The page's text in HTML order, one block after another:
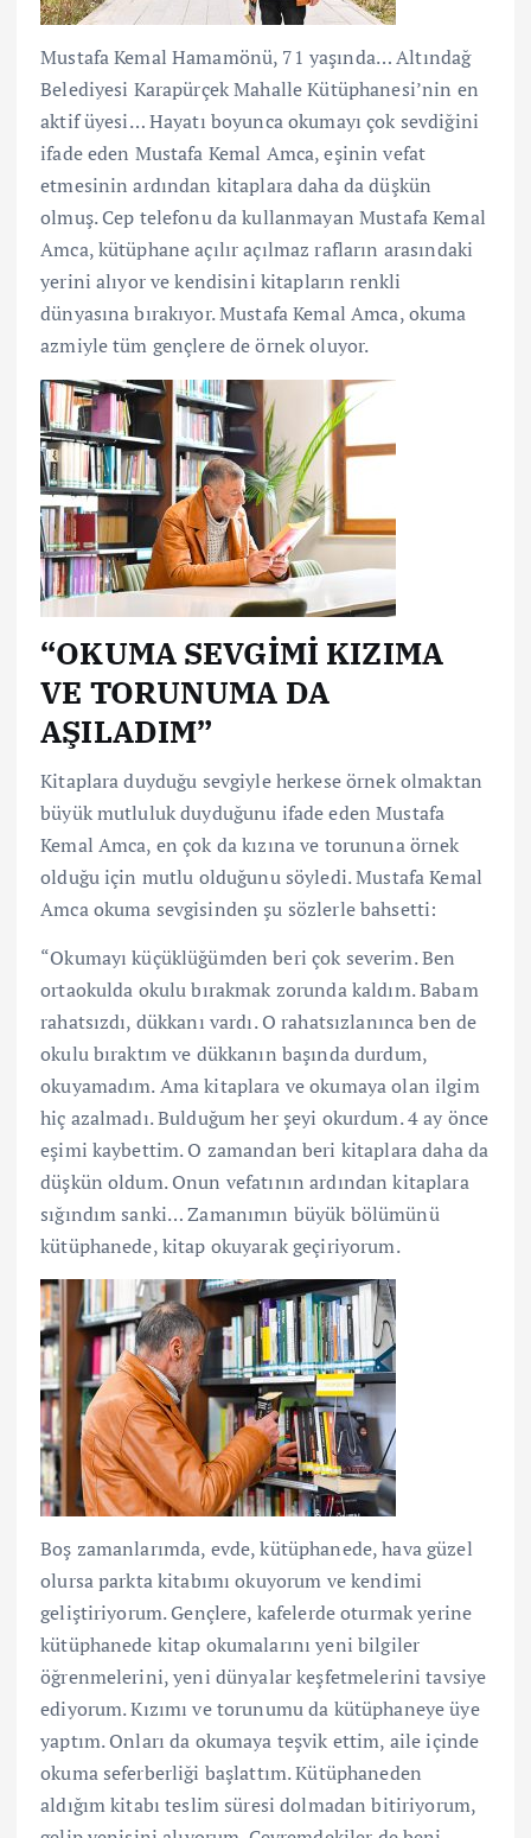
Mustafa Kemal Hamamönü, 71 yaşında… Altındağ
Belediyesi Karapürçek Mahalle Kütüphanesi’nin en
aktif üyesi… Hayatı boyunca okumayı çok sevdiğini
ifade eden Mustafa Kemal Amca, eşinin vefat
etmesinin ardından kitaplara daha da düşkün
olmuş. Cep telefonu da kullanmayan Mustafa Kemal
Amca, kütüphane açılır açılmaz rafların arasındaki
yerini alıyor ve kendisini kitapların renkli
dünyasına bırakıyor. Mustafa Kemal Amca, okuma
azmiyle tüm gençlere de örnek oluyor.
“OKUMA SEVGİMİ KIZIMA
VE TORUNUMA DA
AŞILADIM”
Kitaplara duyduğu sevgiyle herkese örnek olmaktan
büyük mutluluk duyduğunu ifade eden Mustafa
Kemal Amca, en çok da kızına ve torununa örnek
olduğu için mutlu olduğunu söyledi. Mustafa Kemal
Amca okuma sevgisinden şu sözlerle bahsetti:
“Okumayı küçüklüğümden beri çok severim. Ben
ortaokulda okulu bırakmak zorunda kaldım. Babam
rahatsızdı, dükkanı vardı. O rahatsızlanınca ben de
okulu bıraktım ve dükkanın başında durdum,
okuyamadım. Ama kitaplara ve okumaya olan ilgim
hiç azalmadı. Bulduğum her şeyi okurdum. 4 ay önce
eşimi kaybettim. O zamandan beri kitaplara daha da
düşkün oldum. Onun vefatının ardından kitaplara
sığındım sanki… Zamanımın büyük bölümünü
kütüphanede, kitap okuyarak geçiriyorum.
Boş zamanlarımda, evde, kütüphanede, hava güzel
olursa parkta kitabımı okuyorum ve kendimi
geliştiriyorum. Gençlere, kafelerde oturmak yerine
kütüphanede kitap okumalarını yeni bilgiler
öğrenmelerini, yeni dünyalar keşfetmelerini tavsiye
ediyorum. Kızımı ve torunumu da kütüphaneye üye
yaptım. Onları da okumaya teşvik ettim, aile içinde
okuma seferberliği başlattım. Kütüphaneden
aldığım kitabı teslim süresi dolmadan bitiriyorum,